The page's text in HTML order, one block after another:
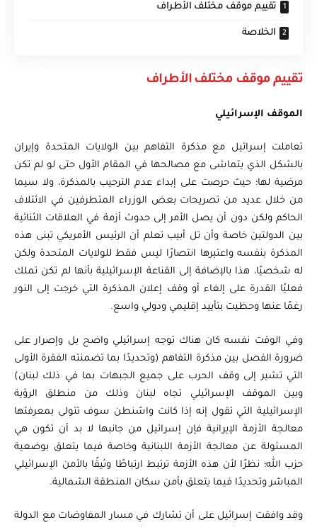
تقييم موقف مختلف الأطراف
الخلاصة
تقييم موقف مختلف الأطراف
الموقف الإسرائيلي
تعاملت إسرائيل مع مذكرة التفاهم بين الولايات المتحدة وإيران
بالشكل الذي يتماشى مع مصالحها في المقام الأول حتى لو لم تكن
مرضية لها؛ حيث حرصت على إبداء عدم الترحيب بالمذكرة، ولا سيما
من خلال عديد من تصريحات بعض الوزراء المتطرفين في الائتلاف
الحاكم ولكن دون أن يصل الأمر إلى حدوث أزمة في العلاقات الثنائية
بين الدولتين خاصة وأن تل أبيب تعلم أن الرئيس الأمريكي تبنى هذه
المذكرة بنفسه واعتبرها انتصارًا ليس فقط للولايات المتحدة ولكن
له شخصيًا، هذا بالإضافة إلى القناعة الإسرائيلية بأنها لم تكن تملك
فعليًا القدرة على إلغاء أو وقف إعلان المذكرة التي خرجت إلى النور
رغمًا عنها وحظيت بتأييد إقليمي ودولي واسع.
وفي الوقت نفسه كان هناك توجه إسرائيلي واضح بل وإصرار على
ضرورة الفصل بين مذكرة التفاهم (وتحديدًا بما تضمنته الفقرة الأولى
التي تشير إلى وقف الحرب على جميع الجبهات بما في ذلك لبنان)
وبين الموقف الإسرائيلي تجاه لبنان وذلك من منطلق الرؤية
الإسرائيلية التي تقول إنه إذا كانت واشنطن سوف تتولى بمعرفتها
معالجة الأزمة الإيرانية فإن إسرائيل من جانبها لا بد أن تكون هي
المسئولة عن معالجة الأزمة اللبنانية وخاصة فيما يتعلق بوضعية
حزب الله؛ نظرًا لأن هذه الأزمة ترتبط ارتباطًا وثيقًا بالأمن الإسرائيلي
المباشر وتحديدًا فيما يتعلق بأمن سكان المنطقة الشمالية.
وقد وافقت إسرائيل على أن تشارك في مسار المفاوضات مع الدولة